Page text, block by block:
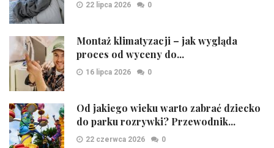
22 lipca 2026 0
Montaż klimatyzacji – jak wygląda
proces od wyceny do...
16 lipca 2026 0
Od jakiego wieku warto zabrać dziecko
do parku rozrywki? Przewodnik...
22 czerwca 2026 0